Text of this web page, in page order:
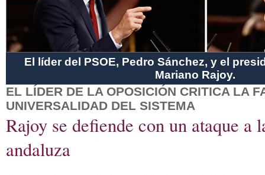
El líder del PSOE, Pedro Sánchez, y el
Mariano Rajoy.
EL LÍDER DE LA OPOSICIÓN CRITICA LA
UNIVERSALIDAD DEL SISTEMA
Rajoy se defiende con un ataque a
andaluza